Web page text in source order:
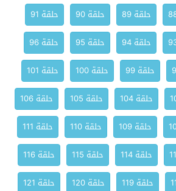
حلقة 89 حلقة 90
حلقة 91
حلقة 94 حلقة 95
حلقة 96
حلقة 99 حلقة 100
حلقة 101
حلقة 104 حلقة 105
حلقة 106
حلقة 109 حلقة 110
حلقة 111
حلقة 114 حلقة 115
حلقة 116
حلقة 119 حلقة 120
حلقة 121